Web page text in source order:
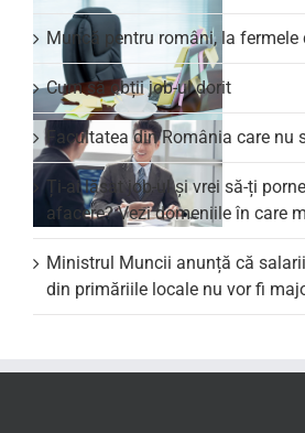
Muncă pentru români, la
Cum să obții job-ul dorit
Facultatea din România care nu
Ți-ai lăsat job-ul și vrei să-ți
afacere? Vezi domeniile în care
Ministrul Muncii anunță că
din primăriile locale nu vor fi